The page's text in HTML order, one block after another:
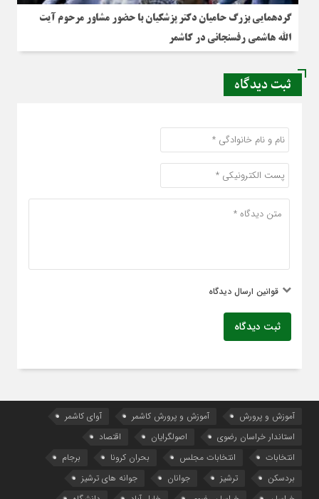
گردهمایی بزرگ حامیان دکتر پزشکیان با حضور مشاور مرحوم آیت
الله هاشمی رفسنجانی در کاشمر
ثبت دیدگاه
قوانین ارسال دیدگاه
ثبت دیدگاه
آموزش و پرورش آموزش و پرورش کاشمر
آوای کاشمر
استاندار خراسان رضوی
اصولگرایان
اقتصاد
انتخابات
انتخابات مجلس بحران کرونا
برجام
بردسکن
ترشیز جوانان
جوانه های ترشیز